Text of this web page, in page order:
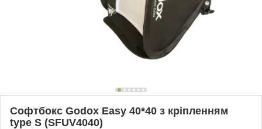
Софтбокс Godox Easy 40*40 з кріпленням
type S (SFUV4040)